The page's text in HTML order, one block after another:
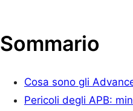
Sommario
Cosa sono gli
Pericoli degli APB: